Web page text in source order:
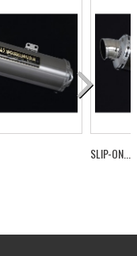
SLIP-ON...